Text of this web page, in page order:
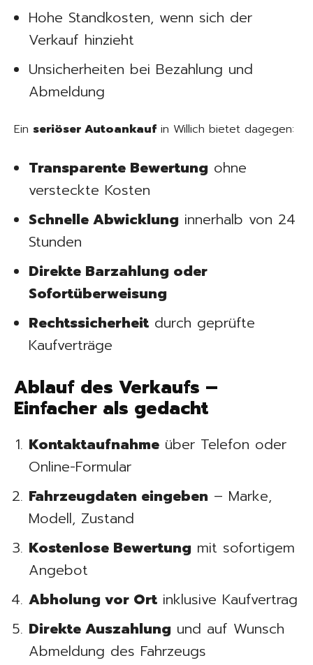
Hohe Standkosten, wenn sich der
Verkauf hinzieht
Unsicherheiten bei Bezahlung und
Abmeldung
Ein seriöser Autoankauf in Willich bietet dagegen:
Transparente Bewertung ohne
versteckte Kosten
Schnelle Abwicklung innerhalb von 24
Stunden
Direkte Barzahlung oder
Sofortüberweisung
Rechtssicherheit durch geprüfte
Kaufverträge
Ablauf des Verkaufs –
Einfacher als gedacht
Kontaktaufnahme über Telefon oder
Online-Formular
Fahrzeugdaten eingeben – Marke,
Modell, Zustand
Kostenlose Bewertung mit sofortigem
Angebot
Abholung vor Ort inklusive Kaufvertrag
Direkte Auszahlung und auf Wunsch
Abmeldung des Fahrzeugs